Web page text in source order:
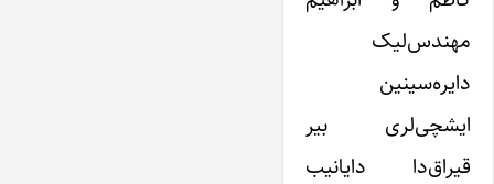
مهندس‌لیک
دایره‌سینین
ایشچی‌لری بیر
قیراق‌دا دایانیب